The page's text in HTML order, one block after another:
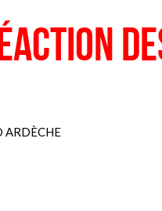
ARDÈCHE